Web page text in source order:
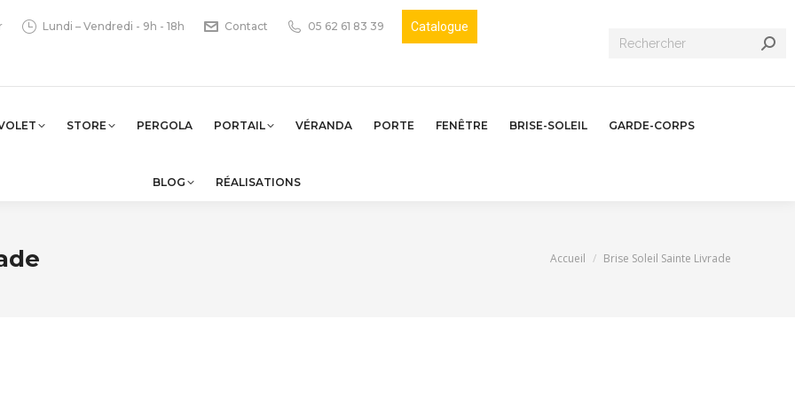
Lundi – Vendredi - 9h - 18h Contact 05 62 61 83 39 Catalogue
Recherche
STORE PERGOLA PORTAIL VÉRANDA PORTE FENÊTRE BRISE-SOLEIL GARDE-CORPS
BLOG RÉALISATIONS
Vous êtes ici :
Accueil Brise Soleil Sainte Livrade